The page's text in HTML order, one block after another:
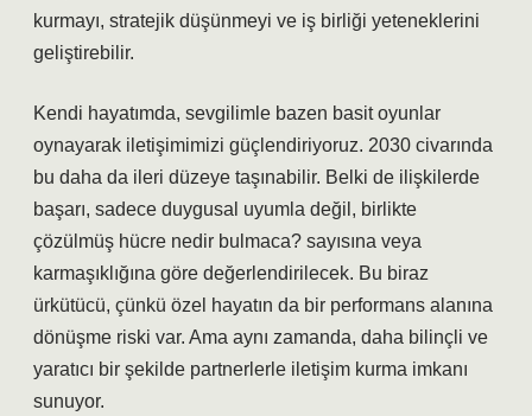
kurmayı, stratejik düşünmeyi ve iş birliği yeteneklerini
geliştirebilir.
Kendi hayatımda, sevgilimle bazen basit oyunlar
oynayarak iletişimimizi güçlendiriyoruz. 2030 civarında
bu daha da ileri düzeye taşınabilir. Belki de ilişkilerde
başarı, sadece duygusal uyumla değil, birlikte
çözülmüş hücre nedir bulmaca? sayısına veya
karmaşıklığına göre değerlendirilecek. Bu biraz
ürkütücü, çünkü özel hayatın da bir performans alanına
dönüşme riski var. Ama aynı zamanda, daha bilinçli ve
yaratıcı bir şekilde partnerlerle iletişim kurma imkanı
sunuyor.